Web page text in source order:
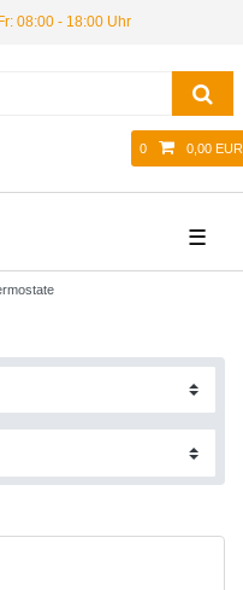
08:00 - 18:00 Uhr
0 0,00 EUR
☰